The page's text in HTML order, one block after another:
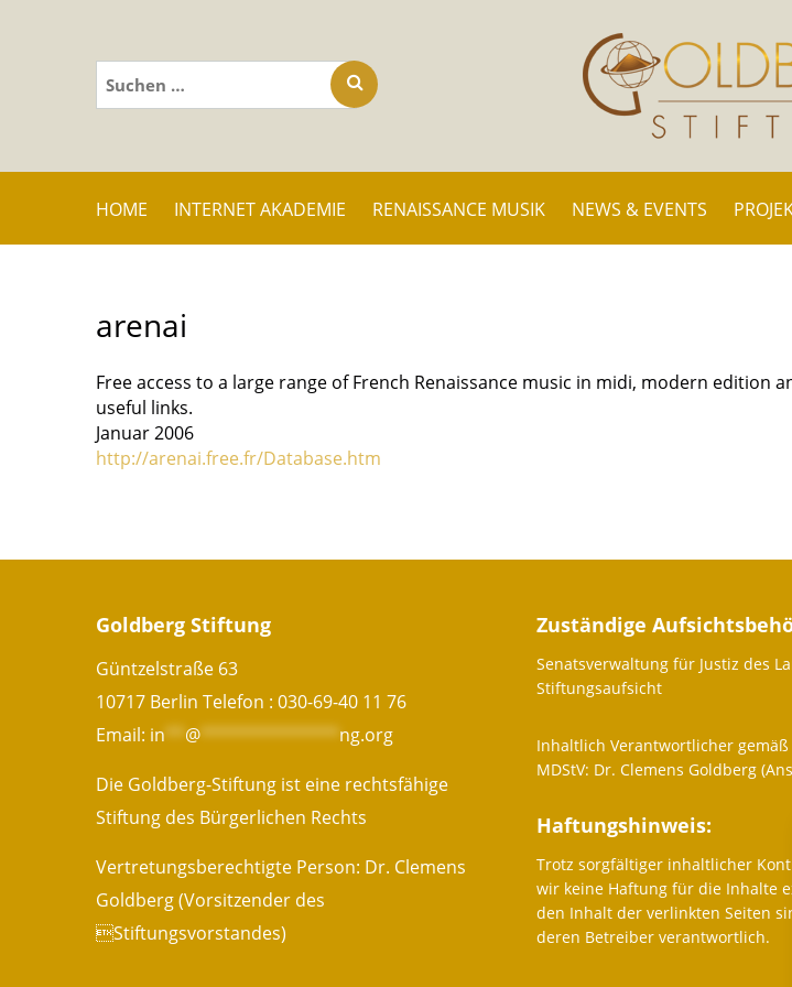
Suchen
nach:
HOME INTERNET AKADEMIE RENAISSANCE MUSIK NEWS & EVENTS
arenai
Free access to a large range of French Renaissance music in midi, modern edition
useful links.
Januar 2006
http://arenai.free.fr/Database.htm
Goldberg Stiftung
Güntzelstraße 63
10717 Berlin Telefon : 030-69-40 11 76
Email: in**@**************ng.org
Die Goldberg-Stiftung ist eine rechtsfähige
Stiftung des Bürgerlichen Rechts
Vertretungsberechtigte Person: Dr. Clemens
Goldberg (Vorsitzender des
Stiftungsvorstandes)
Zuständige
Senatsverwaltung für Justiz des
Stiftungsaufsicht
Inhaltlich Verantwortlicher gemäß
MDStV: Dr. Clemens Goldberg
Haftungshinweis:
Trotz sorgfältiger inhaltlicher
wir keine Haftung für die Inhalte
den Inhalt der verlinkten Seiten
deren Betreiber verantwortlich.